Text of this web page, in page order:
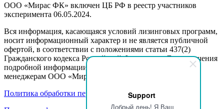
Support
Добрый день! Я Ваш
ООО «Мирас ФК» включен ЦБ РФ в реестр участников
эксперимента 06.05.2024.
Вся информация, касающаяся условий лизинговых программ,
носит информационный характер и не является публичной
офертой, в соответствии с положениями статьи 437(2)
Гражданского кодекса Российской Федерации. Для получения
подробной информации, пожалуйста, обращайтесь к
менеджерам ООО «Мирас ФК».
Политика обработки персональных данных